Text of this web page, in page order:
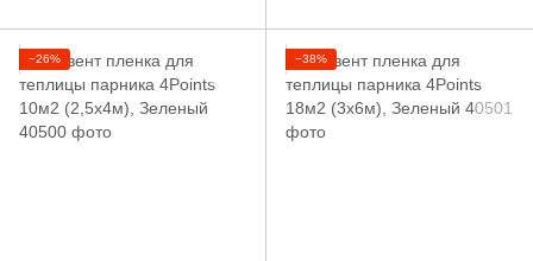
−26% −38%